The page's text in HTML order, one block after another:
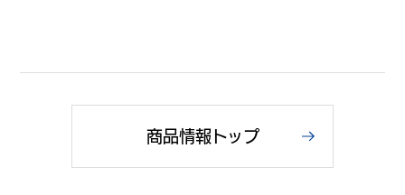
商品情報トップ